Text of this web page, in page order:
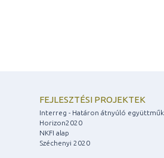
FEJLESZTÉSI PROJEKTEK
Interreg - Határon átnyúló
Horizon2020
NKFI alap
Széchenyi 2020